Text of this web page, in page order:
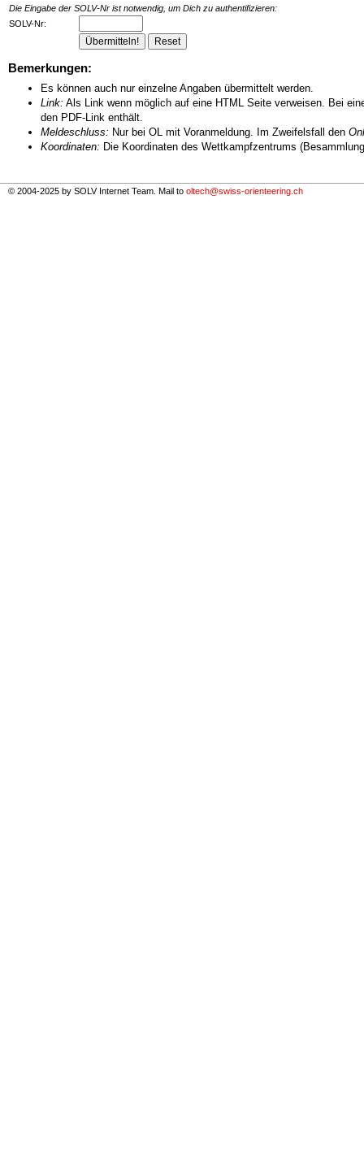
Die Eingabe der SOLV-Nr ist notwendig, um Dich zu authentifizieren:
SOLV-Nr:
Bemerkungen:
Es können auch nur einzelne Angaben übermittelt werden.
Link: Als Link wenn möglich auf eine HTML Seite verweisen. Bei
den PDF-Link enthält.
Meldeschluss: Nur bei OL mit Voranmeldung. Im Zweifelsfall den
Koordinaten: Die Koordinaten des Wettkampfzentrums
© 2004-2025 by SOLV Internet Team. Mail to oltech@swiss-orienteering.ch